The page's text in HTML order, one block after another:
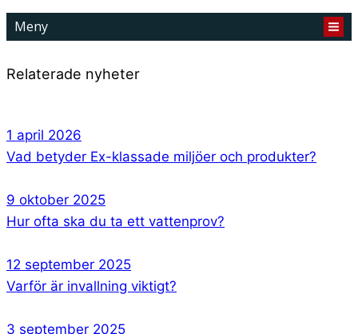
Meny
Relaterade nyheter
1 april 2026
Vad betyder Ex-klassade miljöer och produkter?
9 oktober 2025
Hur ofta ska du ta ett vattenprov?
12 september 2025
Varför är invallning viktigt?
3 september 2025